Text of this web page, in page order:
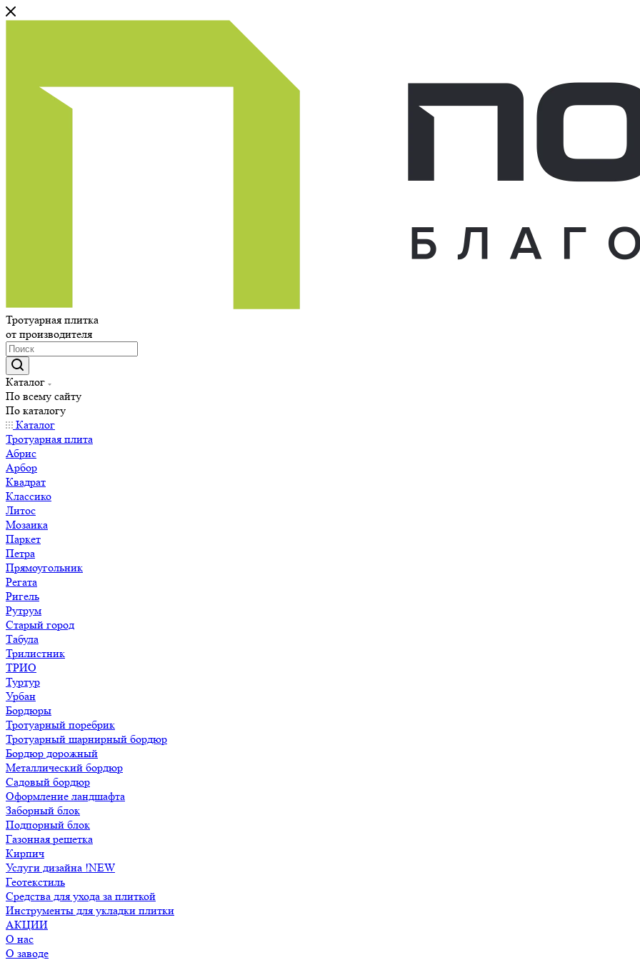
Тротуарная плитка
от производителя
Каталог
По всему сайту
По каталогу
Каталог
Тротуарная плита
Абрис
Арбор
Квадрат
Классико
Литос
Мозаика
Паркет
Петра
Прямоугольник
Регата
Ригель
Рутрум
Старый город
Табула
Трилистник
ТРИО
Туртур
Урбан
Бордюры
Тротуарный поребрик
Тротуарный шарнирный бордюр
Бордюр дорожный
Металлический бордюр
Садовый бордюр
Оформление ландшафта
Заборный блок
Подпорный блок
Газонная решетка
Кирпич
Услуги дизайна !NEW
Геотекстиль
Средства для ухода за плиткой
Инструменты для укладки плитки
АКЦИИ
О нас
О заводе